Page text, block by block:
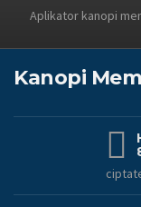
Aplikator kanopi
Kanopi